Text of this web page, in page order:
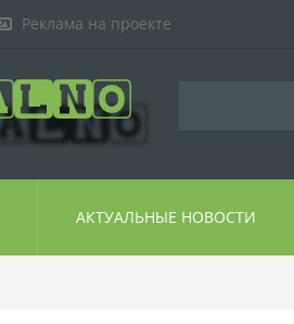
Реклама на проекте
АКТУАЛЬНЫЕ НОВОСТИ